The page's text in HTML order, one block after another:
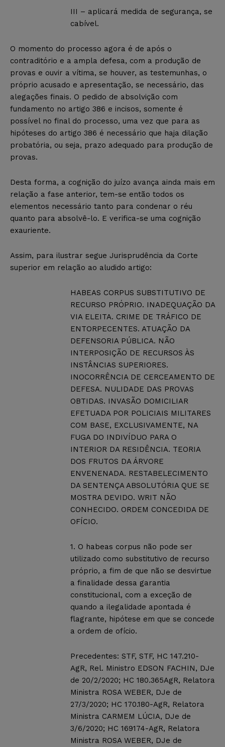
III – aplicará medida de segurança, se
cabível.
O momento do processo agora é de após o
contraditório e a ampla defesa, com a produção de
provas e ouvir a vítima, se houver, as testemunhas, o
próprio acusado e apresentação, se necessário, das
alegações finais. O pedido de absolvição com
fundamento no artigo 386 e incisos, somente é
possível no final do processo, uma vez que para as
hipóteses do artigo 386 é necessário que haja dilação
probatória, ou seja, prazo adequado para produção de
provas.
Desta forma, a cognição do juízo avança ainda mais em
relação a fase anterior, tem-se então todos os
elementos necessário tanto para condenar o réu
quanto para absolvê-lo. E verifica-se uma cognição
exauriente.
Assim, para ilustrar segue Jurisprudência da Corte
superior em relação ao aludido artigo:
HABEAS CORPUS SUBSTITUTIVO DE
RECURSO PRÓPRIO. INADEQUAÇÃO DA
VIA ELEITA. CRIME DE TRÁFICO DE
ENTORPECENTES. ATUAÇÃO DA
DEFENSORIA PÚBLICA. NÃO
INTERPOSIÇÃO DE RECURSOS ÀS
INSTÂNCIAS SUPERIORES.
INOCORRÊNCIA DE CERCEAMENTO DE
DEFESA. NULIDADE DAS PROVAS
OBTIDAS. INVASÃO DOMICILIAR
EFETUADA POR POLICIAIS MILITARES
COM BASE, EXCLUSIVAMENTE, NA
FUGA DO INDIVÍDUO PARA O
INTERIOR DA RESIDÊNCIA. TEORIA
DOS FRUTOS DA ÁRVORE
ENVENENADA. RESTABELECIMENTO
DA SENTENÇA ABSOLUTÓRIA QUE SE
MOSTRA DEVIDO. WRIT NÃO
CONHECIDO. ORDEM CONCEDIDA DE
OFÍCIO.
1. O habeas corpus não pode ser
utilizado como substitutivo de recurso
próprio, a fim de que não se desvirtue
a finalidade dessa garantia
constitucional, com a exceção de
quando a ilegalidade apontada é
flagrante, hipótese em que se concede
a ordem de ofício.
Precedentes: STF, STF, HC 147.210-
AgR, Rel. Ministro EDSON FACHIN, DJe
de 20/2/2020; HC 180.365AgR, Relatora
Ministra ROSA WEBER, DJe de
27/3/2020; HC 170.180-AgR, Relatora
Ministra CARMEM LÚCIA, DJe de
3/6/2020; HC 169174-AgR, Relatora
Ministra ROSA WEBER, DJe de